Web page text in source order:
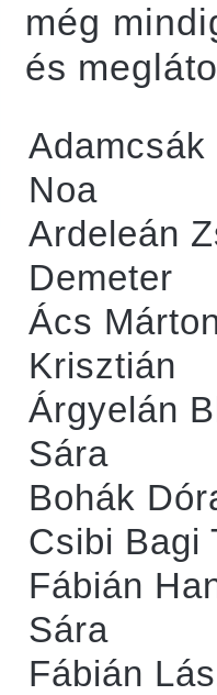
még
és
Adamcsák
Noa
Ardeleán
Demeter
Ács
Krisztián
Árgyelán
Sára
Bohák
Csibi Bagi
Fábián
Sára
Fábián